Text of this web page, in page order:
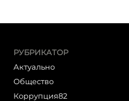
РУБРИКАТОР
Актуально
Общество
Коррупция82